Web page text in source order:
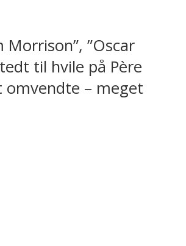
”Oscar
til hvile på Père
omvendte – meget